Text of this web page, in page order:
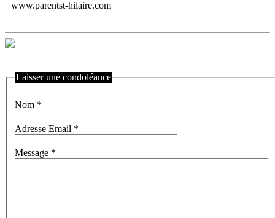
www.parentst-hilaire.com
Laisser une condoléance
Nom *
Adresse Email *
Message *